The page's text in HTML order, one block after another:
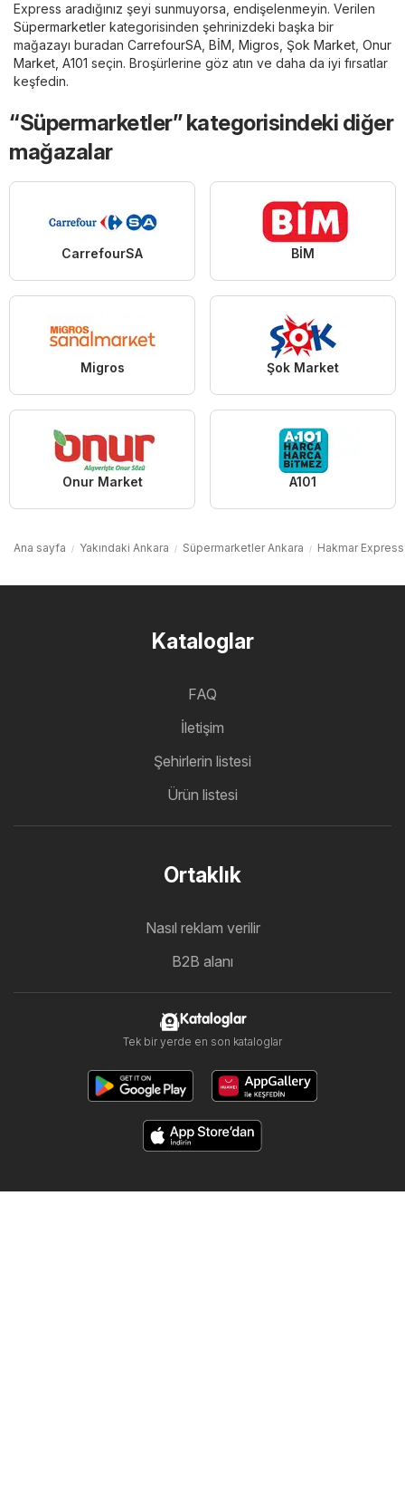
Express aradığınız şeyi sunmuyorsa, endişelenmeyin. Verilen
Süpermarketler kategorisinden şehrinizdeki başka bir
mağazayı buradan CarrefourSA BİM Migros Şok Market Onur
Market A101 seçin. Broşürlerine göz atın ve daha da iyi fırsatlar
keşfedin.
“Süpermarketler” kategorisindeki diğer
mağazalar
CarrefourSA BİM
Migros Şok Market
Onur Market A101
Ana sayfa Yakındaki Ankara Süpermarketler Ankara Hakmar
Kataloglar
FAQ
İletişim
Şehirlerin listesi
Ürün listesi
Ortaklık
Nasıl reklam verilir
B2B alanı
Kataloglar
Tek bir yerde en son kataloglar